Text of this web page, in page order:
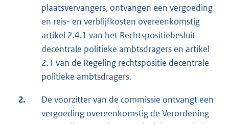
plaatsvervangers, ontvangen een vergoeding
en reis- en verblijfkosten overeenkomstig
artikel 2.4.1 van het Rechtspositiebesluit
decentrale politieke ambtsdragers en artikel
2.1 van de Regeling rechtspositie decentrale
politieke ambtsdragers.
2.
De voorzitter van de commissie ontvangt een
vergoeding overeenkomstig de Verordening